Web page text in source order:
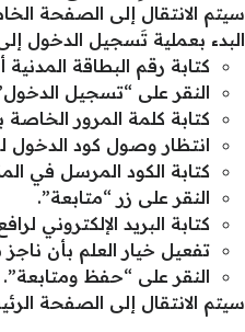
سيتم الانتقال إلى الصفحة
البدء بعملية تَسجيل الدخول إلى
كتابة رقم البطاقة المدنية
النقر على “تسجيل
كتابة كلمة المرور
انتظار وصول كود الدخول
كتابة الكود المرسل في
النقر على زر “متابعة”.
كتابة البريد الإلكتروني
تفعيل خيار العلم بأن
النقر على “حفظ ومتابعة”.
سيتم الانتقال إلى الصفحة